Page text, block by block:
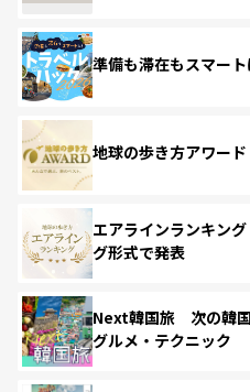
準備も滞在もスマー
地球の歩き方アワー
エアラインランキン
グ形式で発表
Next韓国旅 次の韓国
グルメ・テクニック